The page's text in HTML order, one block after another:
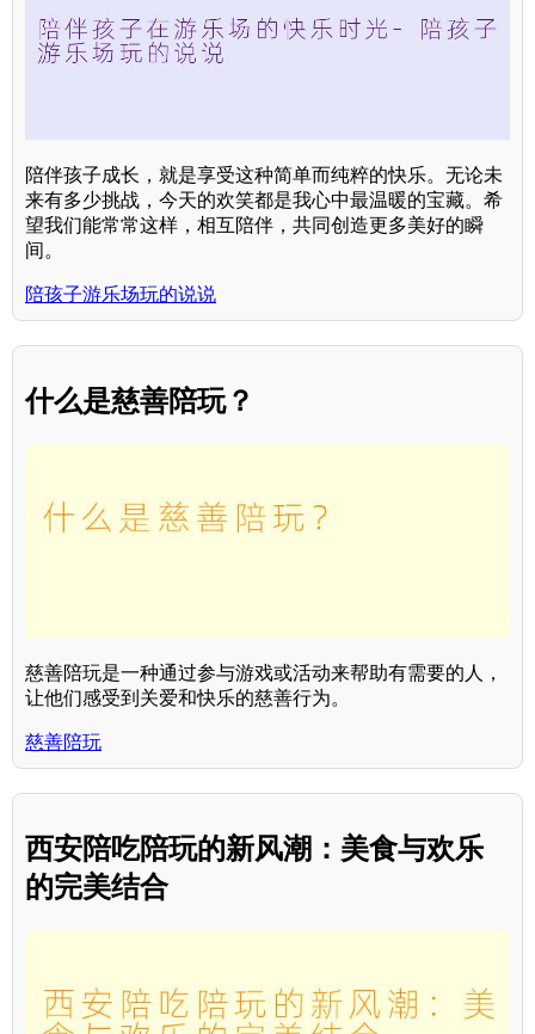
陪伴孩子成长，就是享受这种简单而纯粹的快乐。无论未
来有多少挑战，今天的欢笑都是我心中最温暖的宝藏。希
望我们能常常这样，相互陪伴，共同创造更多美好的瞬
间。
陪孩子游乐场玩的说说
什么是慈善陪玩？
慈善陪玩是一种通过参与游戏或活动来帮助有需要的人，
让他们感受到关爱和快乐的慈善行为。
慈善陪玩
西安陪吃陪玩的新风潮：美食与欢乐
的完美结合